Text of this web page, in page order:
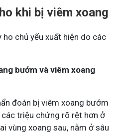
khi bị viêm xoang
chủ yếu xuất hiện do các
bướm và viêm xoang
đoán bị viêm xoang bướm
triệu chứng rõ rệt hơn ở
vùng xoang sau, nằm ở sâu